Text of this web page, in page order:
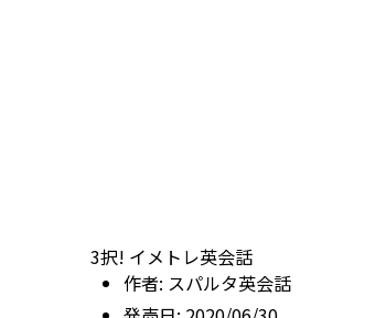
3択! イメトレ英会話
作者: スパルタ英会話